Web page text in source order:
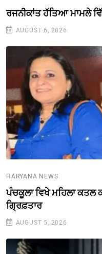
ਰਜਨੀਕਾਂਤ ਹੱਤਿਆ ਮਾਮਲੇ
AUGUST 6, 2026
HARYANA NEWS
ਪੰਚਕੂਲਾ ਵਿਖੇ ਮਹਿਲਾ
ਗ੍ਰਿਫ਼ਤਾਰ
AUGUST 5, 2026